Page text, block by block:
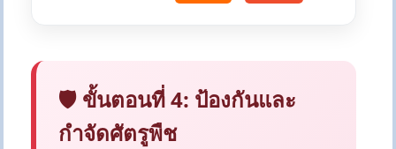
🛡️ ขั้นตอนที่ 4: ป้องกันและ
กำจัดศัตรูพืช